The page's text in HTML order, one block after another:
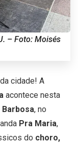
– Foto: Moisés
cidade! A
acontece nesta
Barbosa, no
Pra Maria,
do choro,